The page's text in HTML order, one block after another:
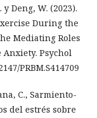
Deng, W. (2023).
During the
Mediating Roles
Psychol
PRBM.S414709
C., Sarmiento-
del estrés sobre